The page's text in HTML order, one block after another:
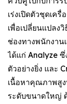
เร่งเปิดตัวชุดเค
เพื่อเปลี่ยนแปลง
ช่องทางพนักงาน
ได้แก่ Analyze ซึ่
ตัวอย่างยิ่ง และ
เนื้อหาคุณภาพสูง
ระดับขนาดใหญ่